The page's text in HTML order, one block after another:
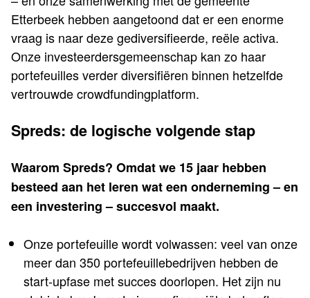
Etterbeek hebben aangetoond dat er een enorme
vraag is naar deze gediversifieerde, reële activa.
Onze investeerdersgemeenschap kan zo haar
portefeuilles verder diversifiëren binnen hetzelfde
vertrouwde crowdfundingplatform.
Spreds: de logische volgende stap
Waarom Spreds? Omdat we 15 jaar hebben
besteed aan het leren wat een onderneming – en
een investering – succesvol maakt.
Onze portefeuille wordt volwassen: veel van onze
meer dan 350 portefeuillebedrijven hebben de
start-upfase met succes doorlopen. Het zijn nu